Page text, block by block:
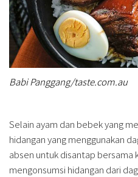
Babi Panggang/taste.com.au
Selain ayam dan bebek yang
hidangan yang menggunakan
absen untuk disantap bersama
mengonsumsi hidangan dari